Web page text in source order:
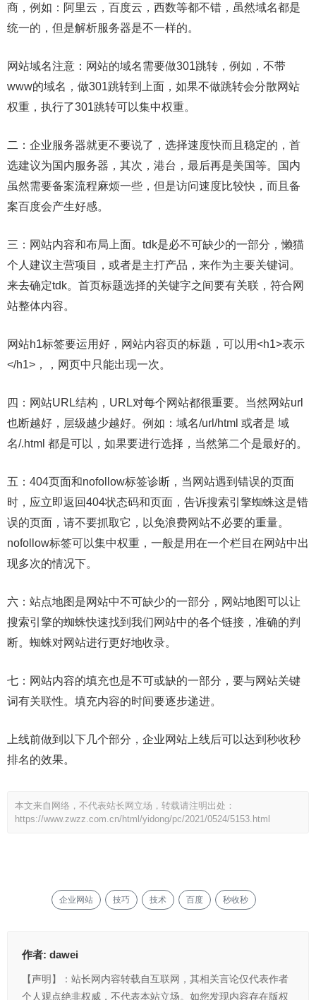
商，例如：阿里云，百度云，西数等都不错，虽然域名都是
统一的，但是解析服务器是不一样的。
网站域名注意：网站的域名需要做301跳转，例如，不带
www的域名，做301跳转到上面，如果不做跳转会分散网站
权重，执行了301跳转可以集中权重。
二：企业服务器就更不要说了，选择速度快而且稳定的，首
选建议为国内服务器，其次，港台，最后再是美国等。国内
虽然需要备案流程麻烦一些，但是访问速度比较快，而且备
案百度会产生好感。
三：网站内容和布局上面。tdk是必不可缺少的一部分，懒猫
个人建议主营项目，或者是主打产品，来作为主要关键词。
来去确定tdk。首页标题选择的关键字之间要有关联，符合网
站整体内容。
网站h1标签要运用好，网站内容页的标题，可以用<h1>表示
</h1>，，网页中只能出现一次。
四：网站URL结构，URL对每个网站都很重要。当然网站url
也断越好，层级越少越好。例如：域名/url/html 或者是 域
名/.html 都是可以，如果要进行选择，当然第二个是最好的。
五：404页面和nofollow标签诊断，当网站遇到错误的页面
时，应立即返回404状态码和页面，告诉搜索引擎蜘蛛这是错
误的页面，请不要抓取它，以免浪费网站不必要的重量。
nofollow标签可以集中权重，一般是用在一个栏目在网站中出
现多次的情况下。
六：站点地图是网站中不可缺少的一部分，网站地图可以让
搜索引擎的蜘蛛快速找到我们网站中的各个链接，准确的判
断。蜘蛛对网站进行更好地收录。
七：网站内容的填充也是不可或缺的一部分，要与网站关键
词有关联性。填充内容的时间要逐步递进。
上线前做到以下几个部分，企业网站上线后可以达到秒收秒
排名的效果。
本文来自网络，不代表站长网立场，转载请注明出处：
https://www.zwzz.com.cn/html/yidong/pc/2021/0524/5153.html
企业网站 技巧 技术 百度 秒收秒
作者: dawei
【声明】：站长网内容转载自互联网，其相关言论仅代表作者
个人观点绝非权威，不代表本站立场。如您发现内容存在版权